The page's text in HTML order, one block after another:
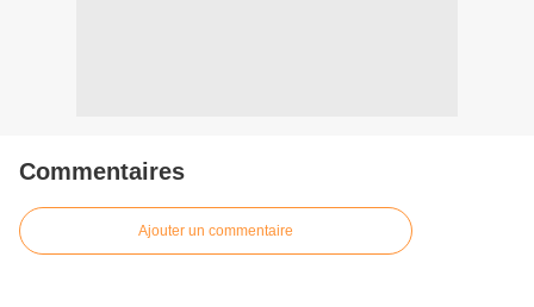
Commentaires
Ajouter un commentaire